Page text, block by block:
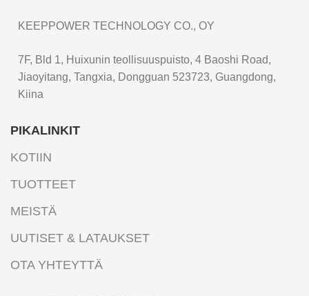
KEEPPOWER TECHNOLOGY CO., OY
7F, Bld 1, Huixunin teollisuuspuisto, 4 Baoshi Road,
Jiaoyitang, Tangxia, Dongguan 523723, Guangdong,
Kiina
PIKALINKIT
KOTIIN
TUOTTEET
MEISTÄ
UUTISET & LATAUKSET
OTA YHTEYTTÄ